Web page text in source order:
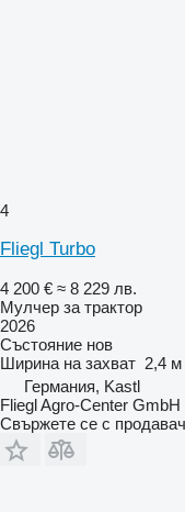
4
Fliegl Turbo
4 200 € ≈ 8 229 лв.
Мулчер за трактор
2026
Състояние нов
Ширина на захват 2,4 м
Германия, Kastl
Fliegl Agro-Center GmbH
Свържете се с